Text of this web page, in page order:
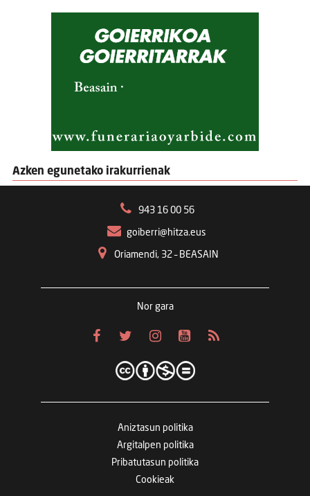
Azken egunetako irakurrienak
943 16 00 56
goiberri@hitza.eus
Oriamendi, 32 – BEASAIN
Nor gara
Aniztasun politika
Argitalpen politika
Pribatutasun politika
Cookieak